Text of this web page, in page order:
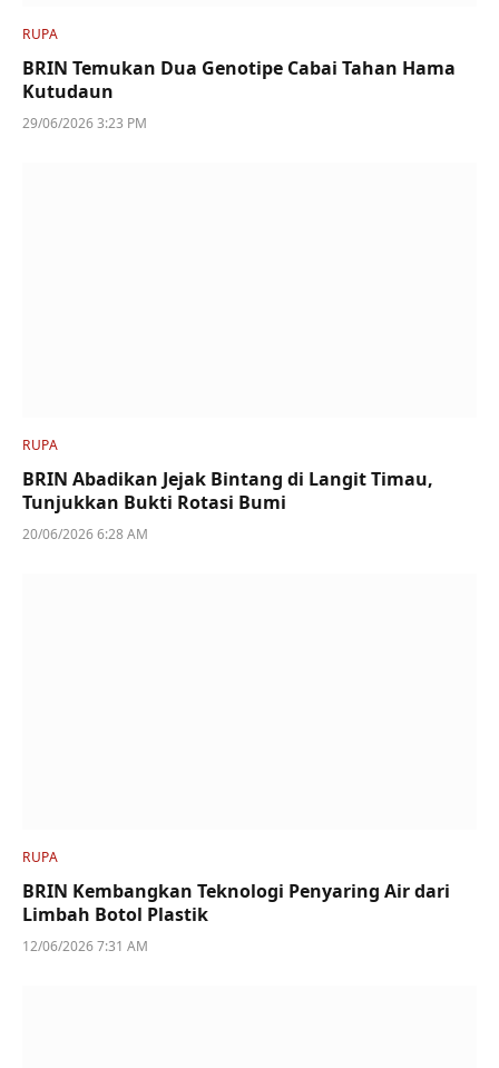
RUPA
BRIN Temukan Dua Genotipe Cabai Tahan Hama
Kutudaun
29/06/2026 3:23 PM
RUPA
BRIN Abadikan Jejak Bintang di Langit Timau,
Tunjukkan Bukti Rotasi Bumi
20/06/2026 6:28 AM
RUPA
BRIN Kembangkan Teknologi Penyaring Air dari
Limbah Botol Plastik
12/06/2026 7:31 AM